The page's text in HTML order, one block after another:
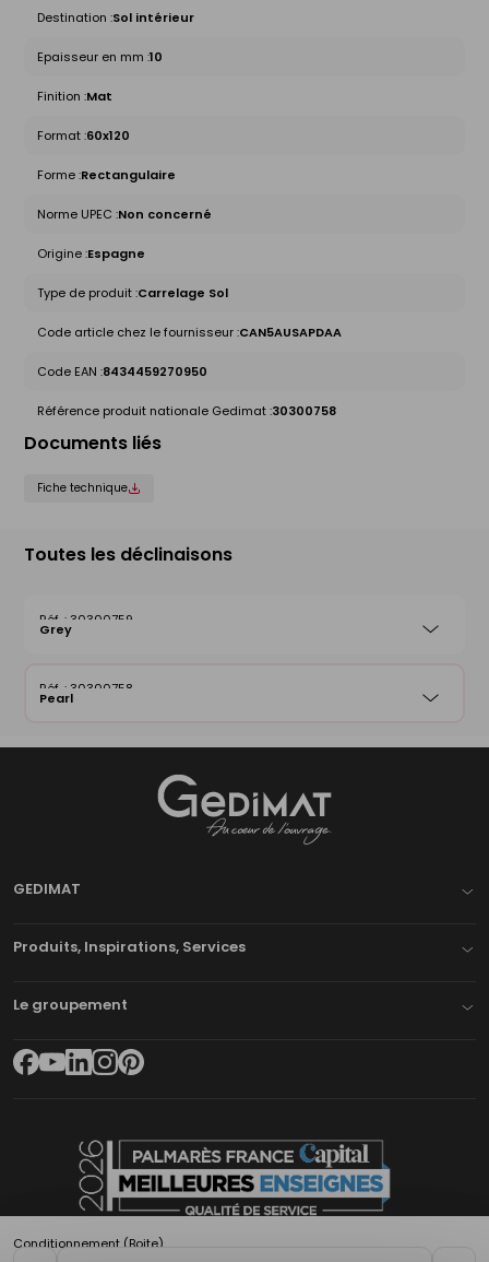
Conditionnement (Boite)
Destination :Sol intérieur
Epaisseur en mm :10
Finition :Mat
Format :60x120
Forme :Rectangulaire
Norme UPEC :Non concerné
Origine :Espagne
Type de produit :Carrelage Sol
Code article chez le fournisseur :CAN5AUSAPDAA
Code EAN :8434459270950
Référence produit nationale Gedimat :30300758
Documents liés
Fiche technique
Toutes les déclinaisons
30300759
Grey
30300758
Pearl
GEDIMAT
Produits, Inspirations, Services
Le groupement